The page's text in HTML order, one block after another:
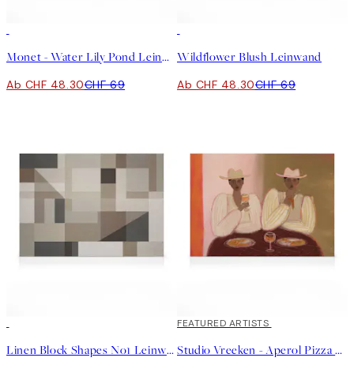
Monet - Water Lily Pond Leinwand
Ab CHF 48.30CHF 69
Wildflower Blush Leinwand
Ab CHF 48.30CHF 69
Linen Block Shapes No1 Leinwand
30%*
FEATURED ARTISTS
Studio Vreeken - Aperol Pizza Party Leinwand